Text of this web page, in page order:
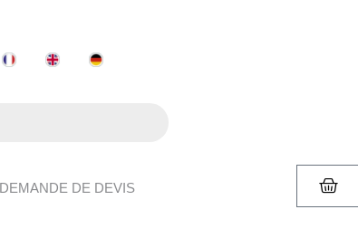
DEMANDE DE DEVIS